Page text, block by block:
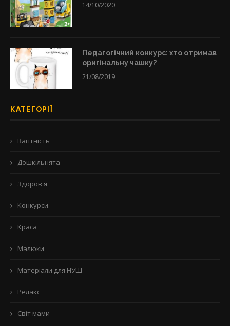
14/10/2020
Педагогічний конкурс: хто отримав
оригінальну чашку?
21/08/2019
КАТЕГОРІЇ
Вагітність
Дошкільнята
Здоров'я
Конкурси
Краса
Малюки
Матеріали для НУШ
Релакс
Світ мами